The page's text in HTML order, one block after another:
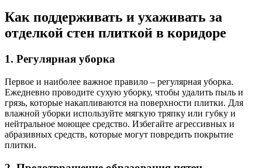
Как поддерживать и ухаживать за
отделкой стен плиткой в коридоре
1. Регулярная уборка
Первое и наиболее важное правило – регулярная уборка.
Ежедневно проводите сухую уборку, чтобы удалить пыль и
грязь, которые накапливаются на поверхности плитки. Для
влажной уборки используйте мягкую тряпку или губку и
нейтральное моющее средство. Избегайте агрессивных и
абразивных средств, которые могут повредить покрытие
плитки.